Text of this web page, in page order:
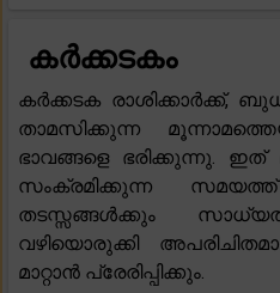
കർക്കടകം
കർക്കടക രാശിക്കാർക്ക്,
താമസിക്കുന്ന
ഭാവങ്ങളെ ഭരിക്കുന്നു.
സംക്രമിക്കുന്ന
തടസ്സങ്ങൾക്കും
വഴിയൊരുക്കി
മാറ്റാൻ പ്രേരിപ്പിക്കും.